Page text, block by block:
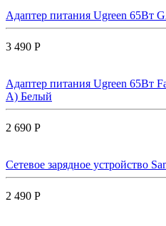
Адаптер питания Ugreen 65Вт
3 490 Р
Адаптер питания Ugreen 65Вт
A) Белый
2 690 Р
Сетевое зарядное устройство
2 490 Р